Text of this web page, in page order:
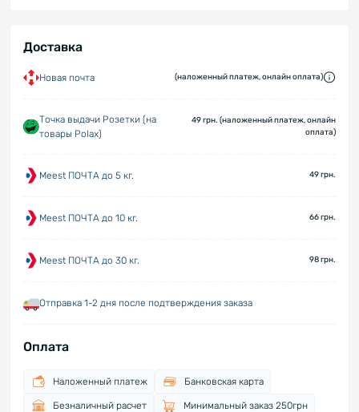
Доставка
Новая почта (наложенный платеж, онлайн оплата)
Точка выдачи Розетки (на
товары Polax)
49 грн. (наложенный платеж, онлайн
оплата)
Meest ПОЧТА до 5 кг. 49 грн.
Meest ПОЧТА до 10 кг. 66 грн.
Meest ПОЧТА до 30 кг. 98 грн.
Отправка 1-2 дня после подтверждения заказа
Оплата
Наложенный платеж Банковская карта
Безналичный расчет Минимальный заказ 250грн